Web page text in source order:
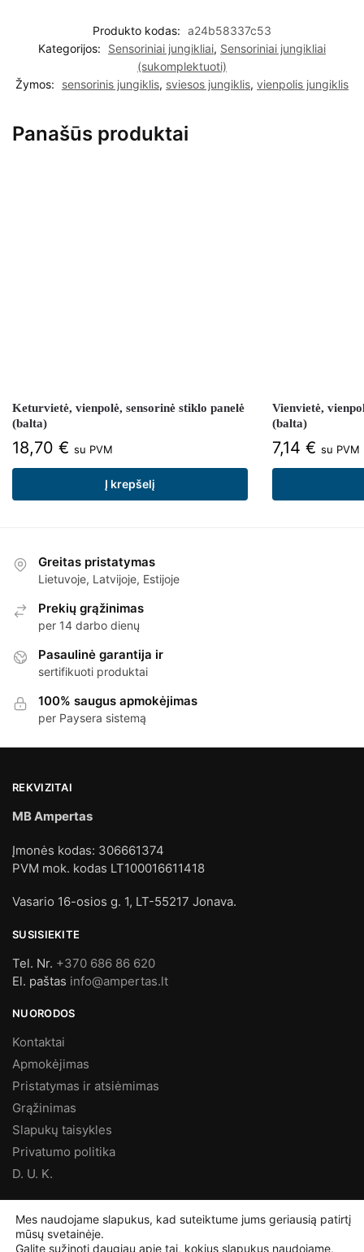
Produkto kodas: a24b58337c53
Kategorijos:
Sensoriniai jungikliai, Sensoriniai jungikliai
(sukomplektuoti)
Žymos:
sensorinis jungiklis, sviesos jungiklis, vienpolis jungiklis
Panašūs produktai
Keturvietė, vienpolė, sensorinė stiklo panelė
(balta)
18,70 € su PVM
Į krepšelį
Vienvietė,
(balta)
7,14 € su PVM
Greitas pristatymas
Lietuvoje, Latvijoje, Estijoje
Prekių grąžinimas
per 14 darbo dienų
Pasaulinė garantija ir
sertifikuoti produktai
100% saugus apmokėjimas
per Paysera sistemą
REKVIZITAI
MB Ampertas
Įmonės kodas: 306661374
PVM mok. kodas LT100016611418
Vasario 16-osios g. 1, LT-55217 Jonava.
SUSISIEKITE
Tel. Nr. +370 686 86 620
El. paštas info@ampertas.lt
NUORODOS
Kontaktai
Apmokėjimas
Pristatymas ir atsiėmimas
Grąžinimas
Slapukų taisykles
Privatumo politika
D. U. K.
Mes naudojame slapukus, kad suteiktume jums geriausią patirtį
mūsų svetainėje.
Galite sužinoti daugiau apie tai, kokius slapukus naudojame,